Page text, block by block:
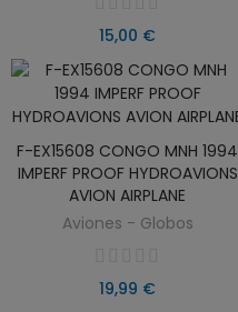
15,00 €
AÑADIR AL CARRITO
F-EX15608 CONGO MNH 1994
IMPERF PROOF HYDROAVIONS
AVION AIRPLANE
Aviones - Globos
19,99 €